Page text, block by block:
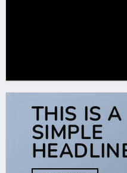
THIS IS A
SIMPLE